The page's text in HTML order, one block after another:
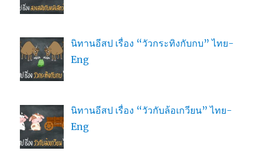
นิทานอีสป เรื่อง “วัวกระทิงกับกบ” ไทย-
Eng
นิทานอีสป เรื่อง “วัวกับล้อเกวียน” ไทย-
Eng